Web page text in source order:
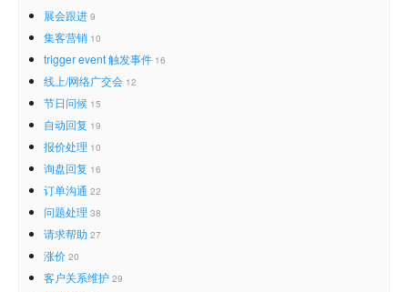
展会跟进 9
集客营销 10
trigger event 触发事件 16
线上/网络广交会 12
节日问候 15
自动回复 19
报价处理 10
询盘回复 16
订单沟通 22
问题处理 38
请求帮助 27
涨价 20
客户关系维护 29